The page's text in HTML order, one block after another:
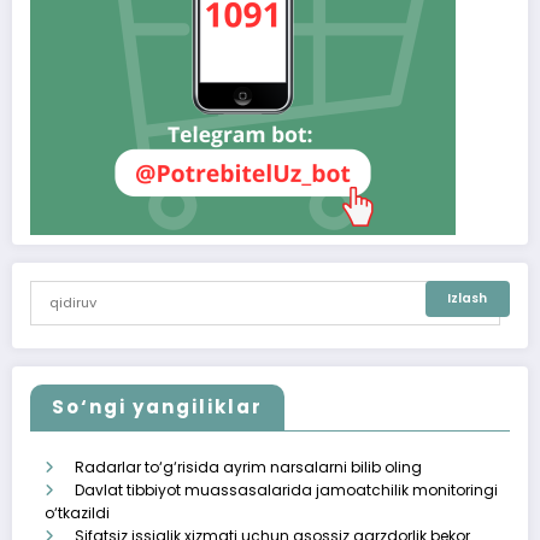
So‘ngi yangiliklar
Radarlar to‘g‘risida ayrim narsalarni bilib oling
Davlat tibbiyot muassasalarida jamoatchilik monitoringi
o‘tkazildi
Sifatsiz issiqlik xizmati uchun asossiz qarzdorlik bekor